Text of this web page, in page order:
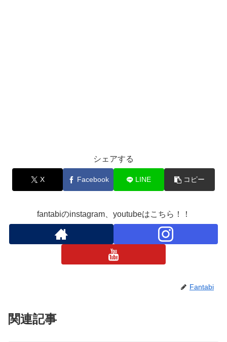
シェアする
X Facebook LINE コピー
fantabiのinstagram、youtubeはこちら！！
Fantabi
関連記事